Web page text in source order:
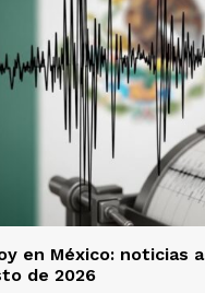
en México: noticias
de 2026